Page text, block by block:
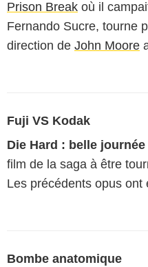
Prison Break où il
Fernando Sucre, tourne
direction de John Moore
Fuji VS Kodak
Die Hard : belle
film de la saga à être
Les précédents opus ont
Bombe anatomique